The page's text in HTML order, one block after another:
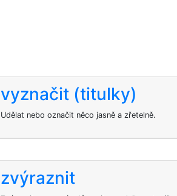
vyznačit (titulky)
Udělat nebo označit něco jasně a zřetelně.
zvýraznit